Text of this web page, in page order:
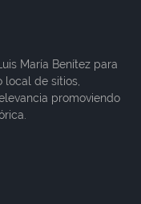
María Benítez para
de sitios,
promoviendo